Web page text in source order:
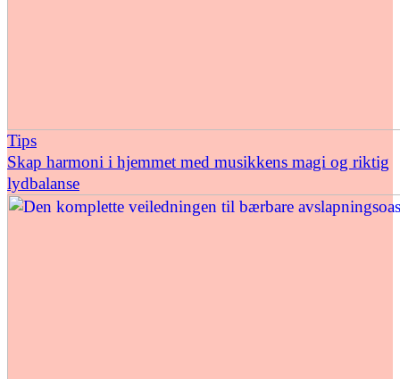
Tips
Skap harmoni i hjemmet med musikkens magi og riktig
lydbalanse